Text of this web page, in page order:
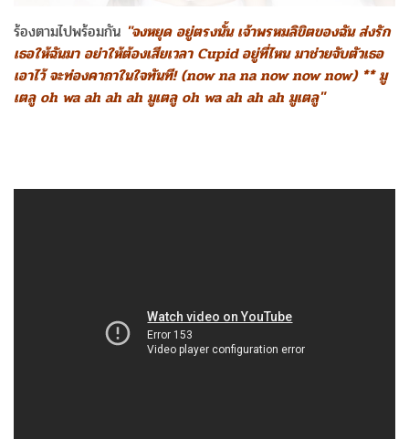
ร้องตามไปพร้อมกัน "จงหยุด อยู่ตรงนั้น เจ้าพรหมลิขิตของฉัน ส่งรัก
เธอให้ฉันมา อย่าให้ต้องเสียเวลา Cupid อยู่ที่ไหน มาช่วยจับตัวเธอ
เอาไว้ จะท่องคาถาในใจทันที! (now na na now now now) ** มู
เตลู oh wa ah ah ah มูเตลู oh wa ah ah ah มูเตลู"